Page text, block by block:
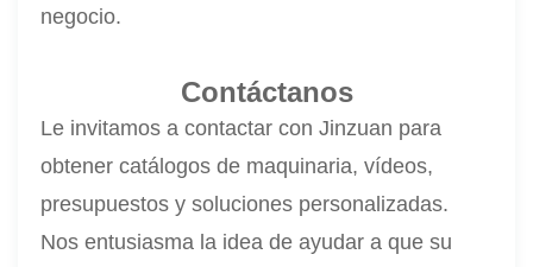
negocio.
Contáctanos
Le invitamos a contactar con Jinzuan para
obtener catálogos de maquinaria, vídeos,
presupuestos y soluciones personalizadas.
Nos entusiasma la idea de ayudar a que su